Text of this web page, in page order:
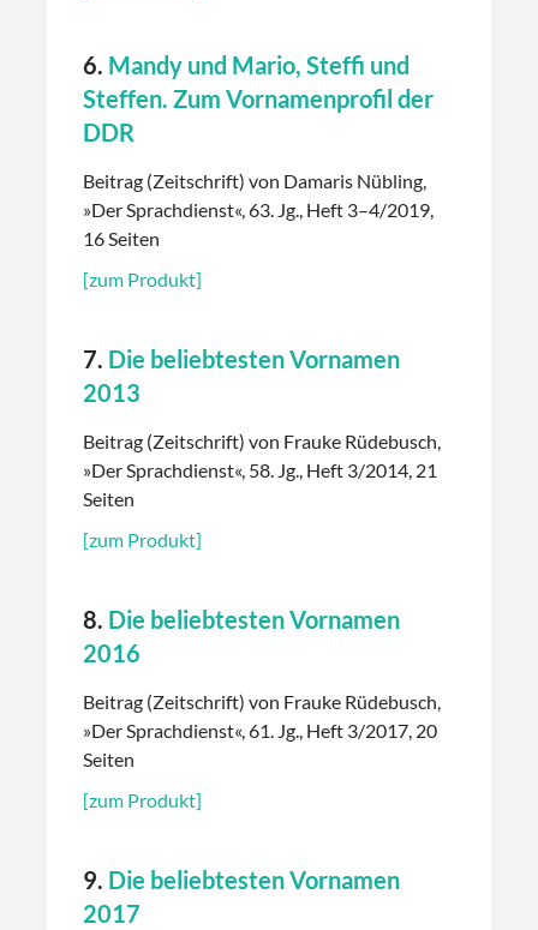
6. Mandy und Mario, Steffi und
Steffen. Zum Vornamenprofil der
DDR
Beitrag (Zeitschrift) von Damaris Nübling,
»Der Sprachdienst«, 63. Jg., Heft 3–4/2019,
16 Seiten
[zum Produkt]
7. Die beliebtesten Vornamen
2013
Beitrag (Zeitschrift) von Frauke Rüdebusch,
»Der Sprachdienst«, 58. Jg., Heft 3/2014, 21
Seiten
[zum Produkt]
8. Die beliebtesten Vornamen
2016
Beitrag (Zeitschrift) von Frauke Rüdebusch,
»Der Sprachdienst«, 61. Jg., Heft 3/2017, 20
Seiten
[zum Produkt]
9. Die beliebtesten Vornamen
2017